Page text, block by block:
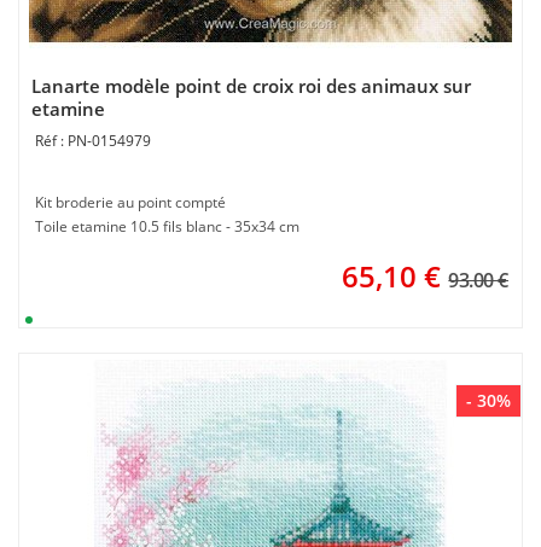
Lanarte modèle point de croix roi des animaux sur
etamine
PN-0154979
Kit broderie au point compté
Toile etamine 10.5 fils blanc - 35x34 cm
65,10 € 93.00 €
- 30%